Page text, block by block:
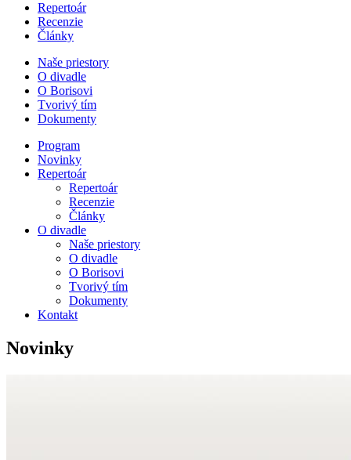
Repertoár
Recenzie
Články
Naše priestory
O divadle
O Borisovi
Tvorivý tím
Dokumenty
Program
Novinky
Repertoár
Repertoár
Recenzie
Články
O divadle
Naše priestory
O divadle
O Borisovi
Tvorivý tím
Dokumenty
Kontakt
Novinky